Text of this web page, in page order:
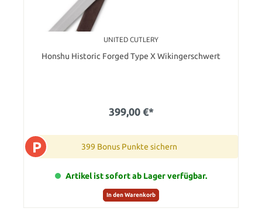
UNITED CUTLERY
Honshu Historic Forged Type X Wikingerschwert
399,00 €*
P 399 Bonus Punkte sichern
Artikel ist sofort ab Lager verfügbar.
In den Warenkorb